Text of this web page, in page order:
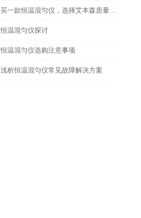
恒温混匀仪探讨
恒温混匀仪选购注意事项
浅析恒温混匀仪常见故障解决方案